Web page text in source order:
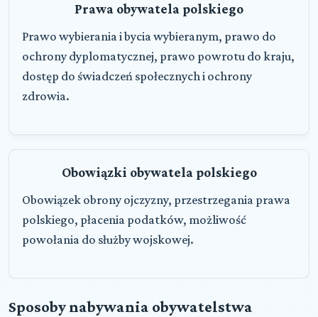
Prawa obywatela polskiego
Prawo wybierania i bycia wybieranym, prawo do
ochrony dyplomatycznej, prawo powrotu do kraju,
dostęp do świadczeń społecznych i ochrony
zdrowia.
Obowiązki obywatela polskiego
Obowiązek obrony ojczyzny, przestrzegania prawa
polskiego, płacenia podatków, możliwość
powołania do służby wojskowej.
Sposoby nabywania obywatelstwa